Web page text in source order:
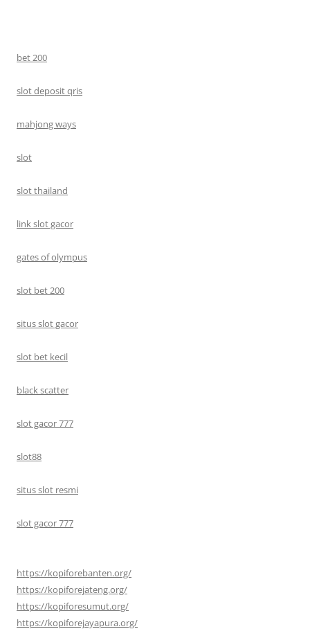
bet 200
slot deposit qris
mahjong ways
slot
slot thailand
link slot gacor
gates of olympus
slot bet 200
situs slot gacor
slot bet kecil
black scatter
slot gacor 777
slot88
situs slot resmi
slot gacor 777
https://kopiforebanten.org/
https://kopiforejateng.org/
https://kopiforesumut.org/
https://kopiforejayapura.org/